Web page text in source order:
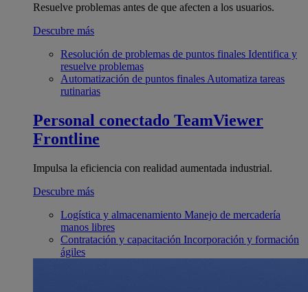
Resuelve problemas antes de que afecten a los usuarios.
Descubre más
Resolución de problemas de puntos finales Identifica y
resuelve problemas
Automatización de puntos finales Automatiza tareas
rutinarias
Personal conectado TeamViewer
Frontline
Impulsa la eficiencia con realidad aumentada industrial.
Descubre más
Logística y almacenamiento Manejo de mercadería
manos libres
Contratación y capacitación Incorporación y formación
ágiles